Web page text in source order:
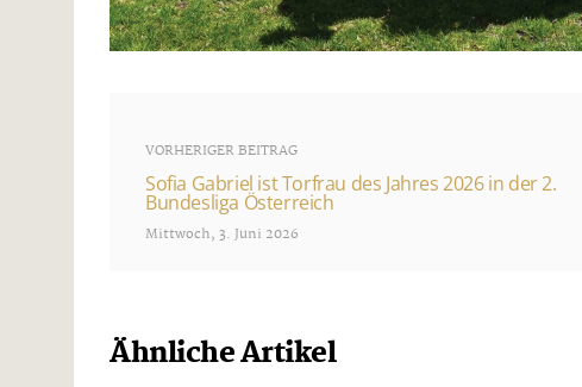
VORHERIGER BEITRAG
Sofia Gabriel ist Torfrau des Jahres 2026 in der 2.
Bundesliga Österreich
Mittwoch, 3. Juni 2026
Ähnliche Artikel